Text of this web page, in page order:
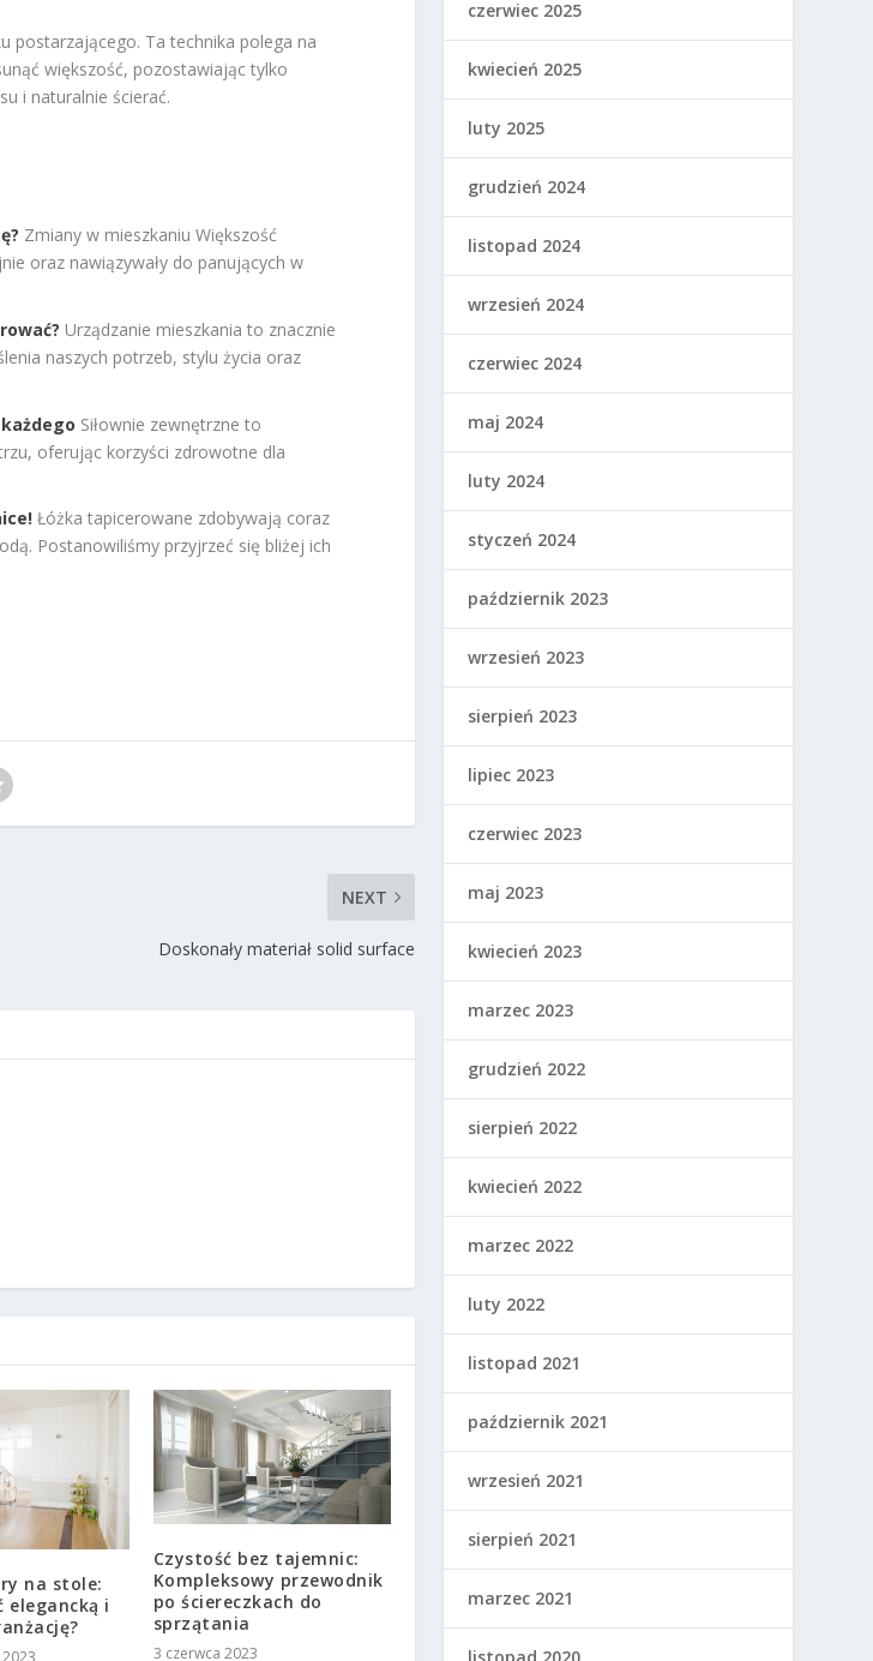
postarzającego. Ta technika polega na
większość, pozostawiając tylko
i naturalnie ścierać.
Zmiany w mieszkaniu Większość
oraz nawiązywały do panujących w
Urządzanie mieszkania to znacznie
naszych potrzeb, stylu życia oraz
Siłownie zewnętrzne to
oferując korzyści zdrowotne dla
Łóżka tapicerowane zdobywają coraz
Postanowiliśmy przyjrzeć się bliżej ich
NEXT
Doskonały materiał solid surface
na stole:
elegancką i
Czystość bez tajemnic:
Kompleksowy przewodnik
po ściereczkach do
sprzątania
3 czerwca 2023
czerwiec 2025
kwiecień 2025
luty 2025
grudzień 2024
listopad 2024
wrzesień 2024
czerwiec 2024
maj 2024
luty 2024
styczeń 2024
październik 2023
wrzesień 2023
sierpień 2023
lipiec 2023
czerwiec 2023
maj 2023
kwiecień 2023
marzec 2023
grudzień 2022
sierpień 2022
kwiecień 2022
marzec 2022
luty 2022
listopad 2021
październik 2021
wrzesień 2021
sierpień 2021
marzec 2021